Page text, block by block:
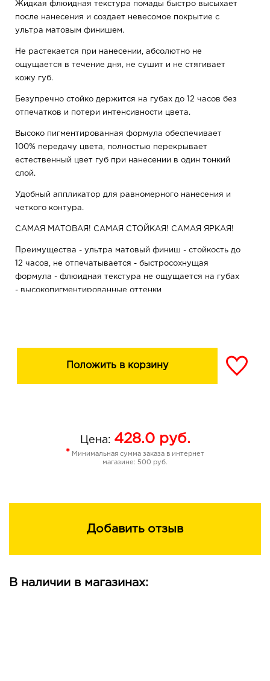
Жидкая флюидная текстура помады быстро высыхает
после нанесения и создает невесомое покрытие с
ультра матовым финишем.
Не растекается при нанесении, абсолютно не
ощущается в течение дня, не сушит и не стягивает
кожу губ.
Безупречно стойко держится на губах до 12 часов без
отпечатков и потери интенсивности цвета.
Высоко пигментированная формула обеспечивает
100% передачу цвета, полностью перекрывает
естественный цвет губ при нанесении в один тонкий
слой.
Удобный аппликатор для равномерного нанесения и
четкого контура.
САМАЯ МАТОВАЯ! САМАЯ СТОЙКАЯ! САМАЯ ЯРКАЯ!
Преимущества - ультра матовый финиш - стойкость до
12 часов, не отпечатывается - быстросохнущая
формула - флюидная текстура не ощущается на губах
- высокопигментированные оттенки
Положить в корзину
Цена: 428.0руб.
* Минимальная сумма заказа в интернет
магазине: 500 руб.
Добавить отзыв
В наличии в магазинах: